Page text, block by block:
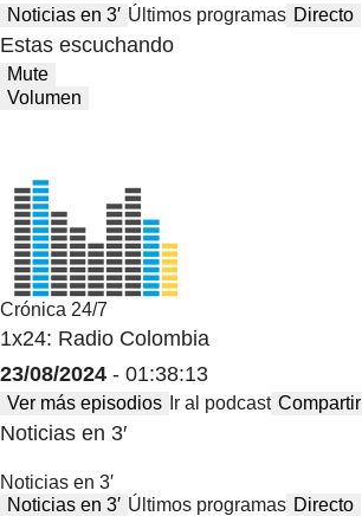
Noticias en 3′ Últimos programas Directo
Estas escuchando
Mute
Volumen
Crónica 24/7
1x24: Radio Colombia
23/08/2024 - 01:38:13
Ver más episodios Ir al podcast Compartir
Noticias en 3′
Noticias en 3′
Noticias en 3′ Últimos programas Directo